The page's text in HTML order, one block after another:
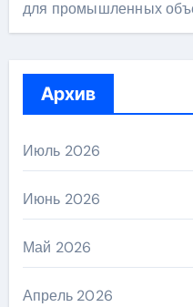
для промышленных
Архив
Июль 2026
Июнь 2026
Май 2026
Апрель 2026